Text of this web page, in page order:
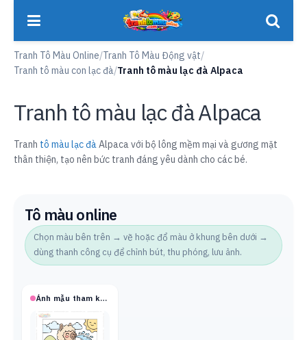
Tranh Tô Màu Online/Tranh Tô Màu Động vật/
Tranh tô màu con lạc đà/Tranh tô màu lạc đà Alpaca
Tranh tô màu lạc đà Alpaca
Tranh tô màu lạc đàAlpaca với bộ lông mềm mại và gương mặt
thân thiện, tạo nên bức tranh đáng yêu dành cho các bé.
Tô màu online
Chọn màu bên trên → vẽ hoặc đổ màu ở khung bên dưới →
dùng thanh công cụ để chỉnh bút, thu phóng, lưu ảnh.
Ảnh mẫu tham khảo